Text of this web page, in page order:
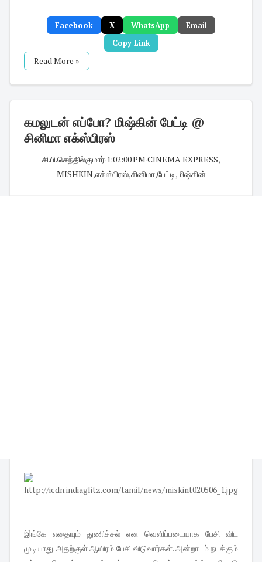
Facebook X WhatsApp
Email
Copy Link
Read More »
கமலுடன் எப்போ? மிஷ்கின் பேட்டி @
சினிமா எக்ஸ்பிரஸ்
சி.பி.செந்தில்குமார்· 1:02:00 PM CINEMA EXPRESS,
MISHKIN,எக்ஸ்பிரஸ்,சினிமா,பேட்டி,மிஷ்கின்
இங்கே எதையும் துணிச்சல் என வெளிப்படையாக பேசி விட
முடியாது. அதற்குள் ஆயிரம் பேசி விடுவார்கள். அன்றாடம் நடக்கும்